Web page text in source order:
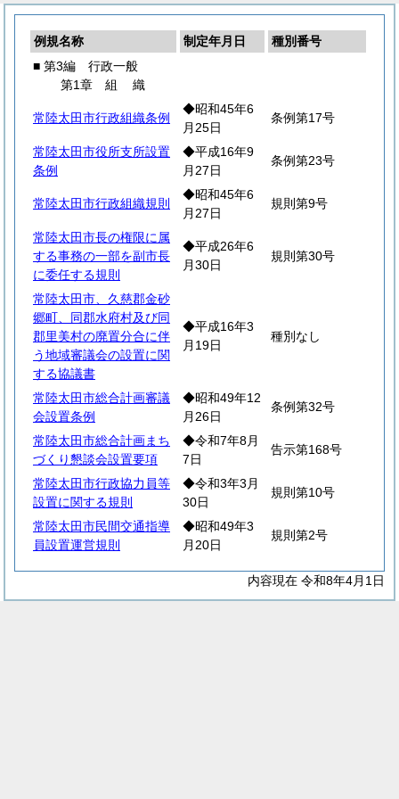
例規名称 制定年月日
種別番号
■ 第3編 行政一般
第1章 組織
常陸太田市行政組織条例
◆昭和45年6
月25日
条例第17号
常陸太田市役所支所設置
条例
◆平成16年9
月27日
条例第23号
常陸太田市行政組織規則
◆昭和45年6
月27日
規則第9号
常陸太田市長の権限に属
する事務の一部を副市長
に委任する規則
◆平成26年6
月30日
規則第30号
常陸太田市、久慈郡金砂
郷町、同郡水府村及び同
郡里美村の廃置分合に伴
う地域審議会の設置に関
する協議書
◆平成16年3
月19日
種別なし
常陸太田市総合計画審議
会設置条例
◆昭和49年12
月26日
条例第32号
常陸太田市総合計画まち
づくり懇談会設置要項
◆令和7年8月
7日
告示第168号
常陸太田市行政協力員等
設置に関する規則
◆令和3年3月
30日
規則第10号
常陸太田市民間交通指導
員設置運営規則
◆昭和49年3
月20日
規則第2号
内容現在 令和8年4月1日